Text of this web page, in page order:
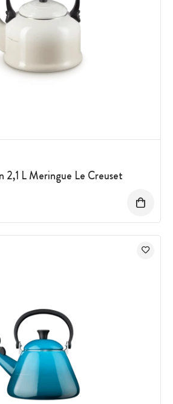
2,1 L Meringue Le Creuset